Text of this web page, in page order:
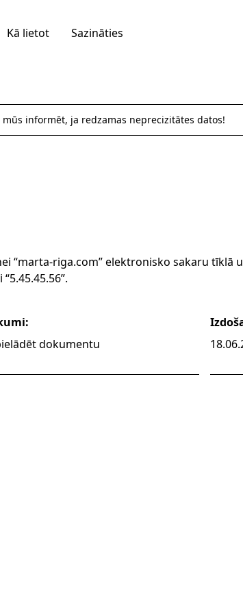
Kā lietot Sazināties
informēt, ja redzamas neprecizitātes datos!
“marta-riga.com” elektronisko sakaru tīklā
dokumentu